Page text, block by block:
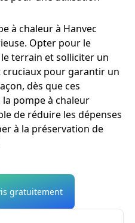
à chaleur à Hanvec
Opter pour le
terrain et solliciter un
pour garantir un
dès que ces
pompe à chaleur
de réduire les dépenses
à la préservation de
gratuitement